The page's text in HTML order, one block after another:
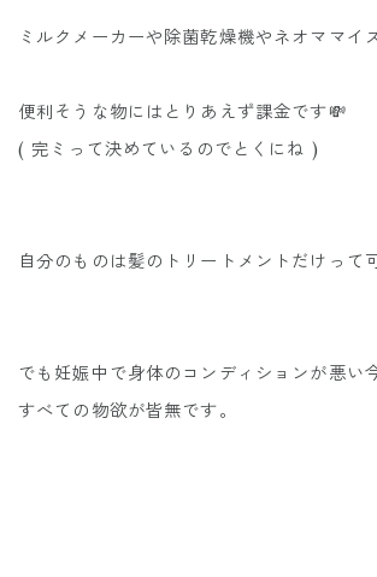
ミルクメーカーや除菌乾燥機やネオママイ
便利そうな物にはとりあえず課金です💸
( 完ミって決めているのでとくにね )
自分のものは髪のトリートメントだけって
でも妊娠中で身体のコンディションが悪い
すべての物欲が皆無です。